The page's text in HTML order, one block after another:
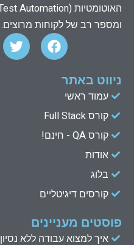
ומספר רב של לקוחות מרוצים.
F
a
c
o
k
T
w
i
ניווט באתר
עמוד ראשי
קורס Full Stack
קורס QA - חינם!
אודות
בלוג
קורסים דיגיטליים
פוסטים מעניינים
איך למצוא עבודה ללא נסיון